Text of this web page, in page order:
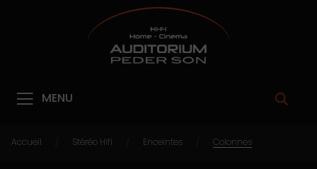
MENU
Accueil / Stéréo Hifi / Enceintes / Colonnes